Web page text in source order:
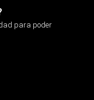
para poder